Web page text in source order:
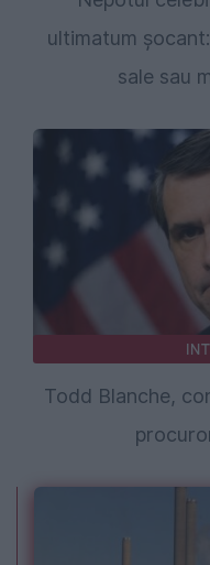
ultimatum
sale sau
Todd Blanche,